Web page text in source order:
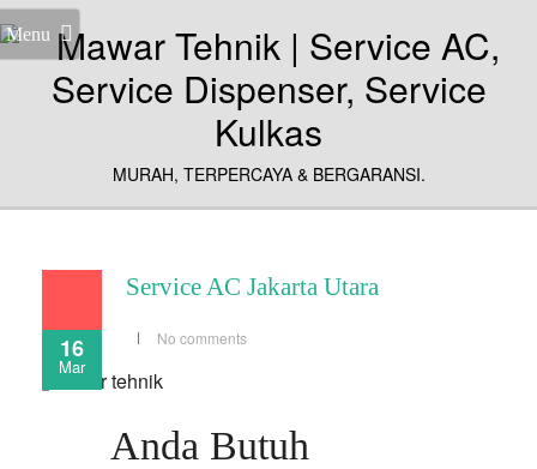
Menu
MURAH, TERPERCAYA & BERGARANSI.
16
Mar
Service AC Jakarta Utara
No comments
Anda Butuh